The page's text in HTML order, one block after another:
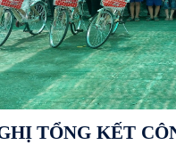
TỔNG KẾT